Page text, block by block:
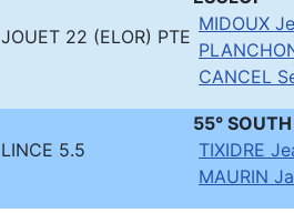
JOUET 22 (ELOR) PTE
MIDOUX
CANCEL
LINCE 5.5
55°
TIXIDRE
MAURIN